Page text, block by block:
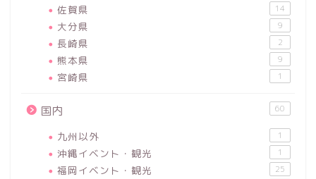
佐賀県 14
大分県 9
長崎県 2
熊本県 9
宮崎県 1
国内 60
九州以外 1
沖縄イベント・観光 1
福岡イベント・観光 25